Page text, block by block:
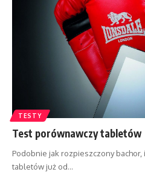
TESTY
Test porównawczy tabletów
Podobnie jak rozpieszczony bachor,
tabletów już od…